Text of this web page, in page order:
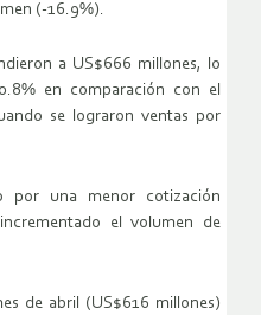
(-16.9%).
a US$666 millones, lo
en comparación con el
se lograron ventas por
por una menor cotización
el volumen de
de abril (US$616 millones)